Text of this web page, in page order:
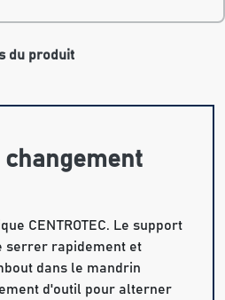
du produit
changement
CENTROTEC. Le support
serrer rapidement et
dans le mandrin
d'outil pour alterner